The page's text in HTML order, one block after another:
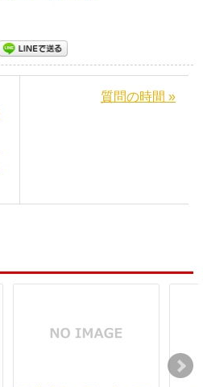
質問の時間 »